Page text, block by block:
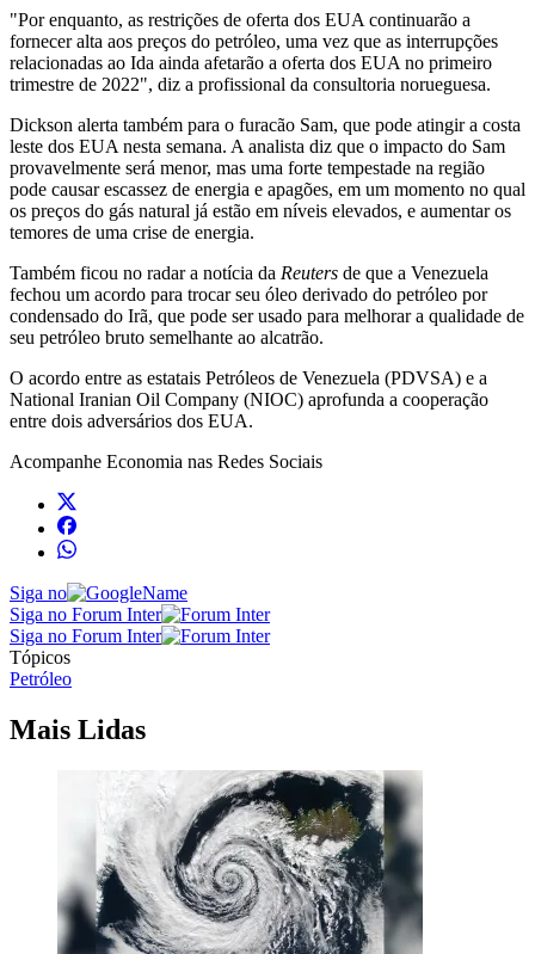
"Por enquanto, as restrições de oferta dos EUA continuarão a
fornecer alta aos preços do petróleo, uma vez que as interrupções
relacionadas ao Ida ainda afetarão a oferta dos EUA no primeiro
trimestre de 2022", diz a profissional da consultoria norueguesa.
Dickson alerta também para o furacão Sam, que pode atingir a costa
leste dos EUA nesta semana. A analista diz que o impacto do Sam
provavelmente será menor, mas uma forte tempestade na região
pode causar escassez de energia e apagões, em um momento no qual
os preços do gás natural já estão em níveis elevados, e aumentar os
temores de uma crise de energia.
Também ficou no radar a notícia da Reuters de que a Venezuela
fechou um acordo para trocar seu óleo derivado do petróleo por
condensado do Irã, que pode ser usado para melhorar a qualidade de
seu petróleo bruto semelhante ao alcatrão.
O acordo entre as estatais Petróleos de Venezuela (PDVSA) e a
National Iranian Oil Company (NIOC) aprofunda a cooperação
entre dois adversários dos EUA.
Acompanhe Economia nas Redes Sociais
Siga no
Siga no Forum Inter
Siga no Forum Inter
Tópicos
Petróleo
Mais Lidas